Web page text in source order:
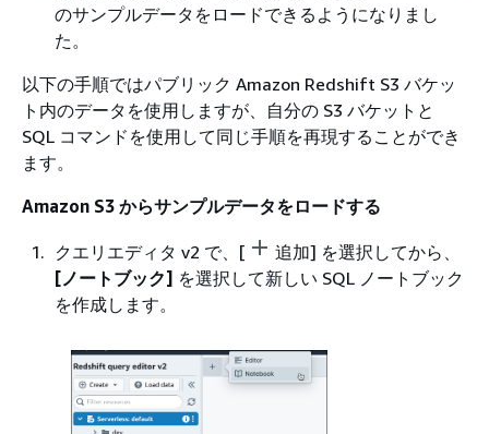
のサンプルデータをロードできるようになりまし
た。
以下の手順ではパブリック Amazon Redshift S3 バケッ
ト内のデータを使用しますが、自分の S3 バケットと
SQL コマンドを使用して同じ手順を再現することができ
ます。
Amazon S3 からサンプルデータをロードする
クエリエディタ v2 で、[
追加] を選択してから、
[ノートブック] を選択して新しい SQL ノートブック
を作成します。